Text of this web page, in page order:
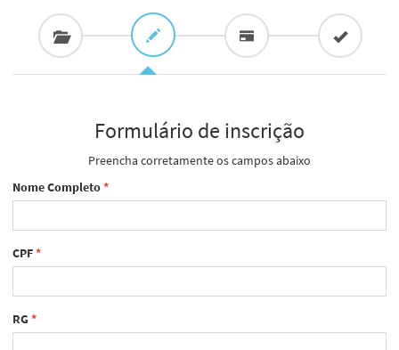
Formulário de inscrição
Preencha corretamente os campos abaixo
Nome Completo*
CPF*
RG*